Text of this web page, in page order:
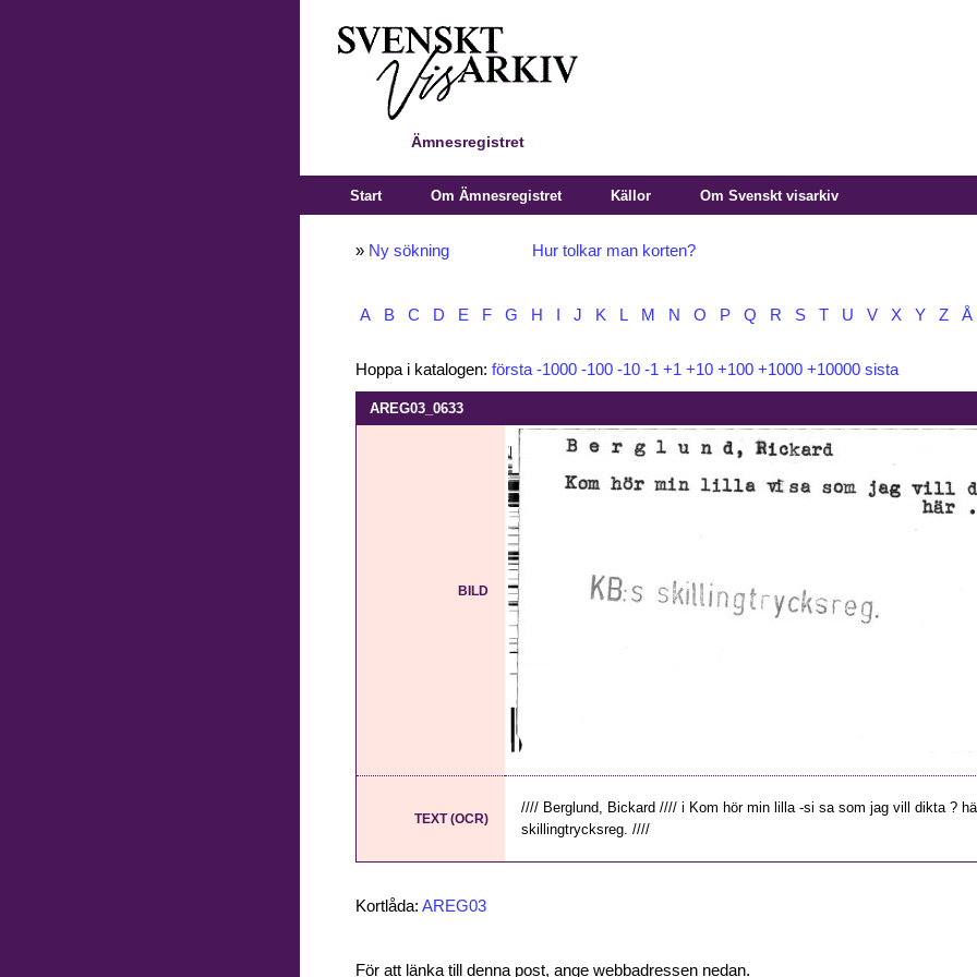
Ämnesregistret
Start Om Ämnesregistret Källor Om Svenskt visarkiv
» Ny sökning Hur tolkar man korten?
A B C D E F G H J K L M N O P Q R S T U V X Y Z Å
Hoppa i katalogen: första -1000 -100 -10 -1 +1 +10 +100 +1000 +10000 sista
AREG03_0633
BILD
TEXT (OCR)
//// Berglund, Bickard //// i Kom hör min lilla -si sa som jag vill dikta ?
skillingtrycksreg. ////
Kortlåda: AREG03
För att länka till denna post, ange webbadressen nedan.